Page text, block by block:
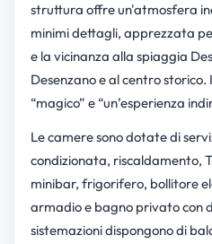
struttura offre un'atmosfera
minimi dettagli, apprezzata
e la vicinanza alla spiaggia
Desenzano e al centro storico.
“magico” e “un’esperienza
Le camere sono dotate di
condizionata, riscaldamento,
minibar, frigorifero, bollitore
armadio e bagno privato con
sistemazioni dispongono di